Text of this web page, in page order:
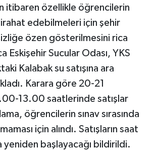
itibaren özellikle öğrencilerin
edebilmeleri için şehir
özen gösterilmesini rica
Eskişehir Sucular Odası, YKS
Kalabak su satışına ara
Karara göre 20-21
13.00 saatlerinde satışlar
öğrencilerin sınav sırasında
için alındı. Satışların saat
yeniden başlayacağı bildirildi.